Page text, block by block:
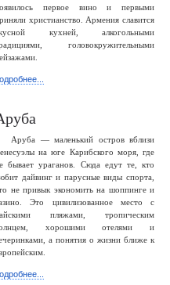
первое вино и первыми
христианство. Армения славится
кухней, алкогольными
головокружительными
Аруба — маленький остров вблизи
на юге Карибского моря, где
бывает ураганов. Сюда едут те, кто
дайвинг и парусные виды спорта,
не привык экономить на шоппинге и
Это цивилизованное место с
пляжами, тропическим
хорошими отелями и
а понятия о жизни ближе к